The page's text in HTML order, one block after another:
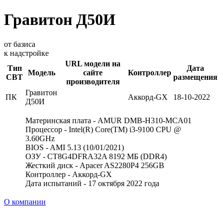
Гравитон Д50И
от базиса
к надстройке
Тип
СВТ
Модель
URL модели на
сайте
производителя
Контроллер
Дата
размещения
ПК
Гравитон
Д50И
Аккорд-GX 18-10-2022
Материнская плата - AMUR DMB-H310-MCA01
Процессор - Intel(R) Core(TM) i3-9100 CPU @
3.60GHz
BIOS - AMI 5.13 (10/01/2021)
ОЗУ - CT8G4DFRA32A 8192 МБ (DDR4)
Жесткий диск - Apacer AS2280P4 256GB
Контроллер - Аккорд-GX
Дата испытаний - 17 октября 2022 года
О компании